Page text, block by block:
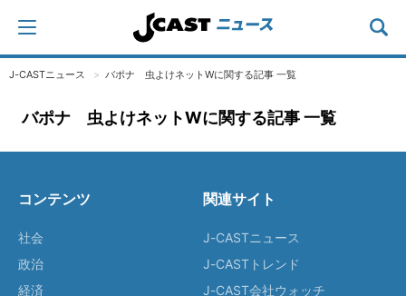
J-CASTニュース バポナ 虫よけネットWに関する記事 一覧
バポナ 虫よけネットWに関する記事 一覧
コンテンツ
社会
政治
経済
関連サイト
J-CASTニュース
J-CASTトレンド
J-CAST会社ウォッチ